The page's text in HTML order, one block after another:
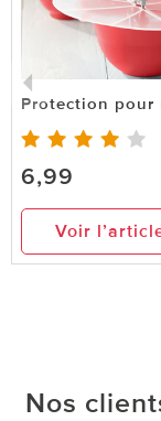
Protection pour
6,99
Voir
Nos